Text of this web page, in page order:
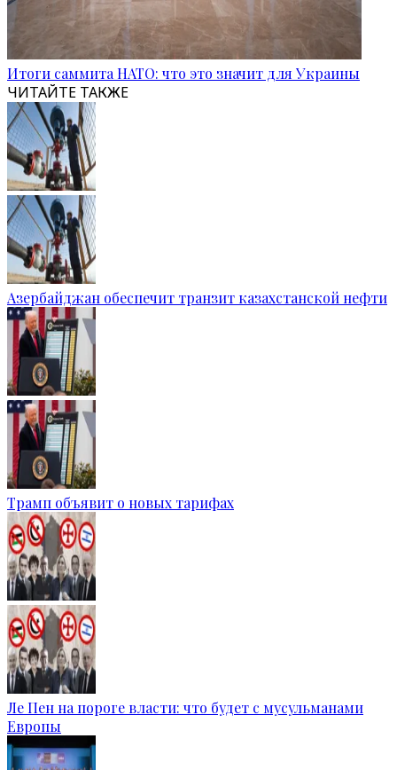
Итоги саммита НАТО: что это значит для Украины
ЧИТАЙТЕ ТАКЖЕ
Азербайджан обеспечит транзит казахстанской нефти
Трамп объявит о новых тарифах
Ле Пен на пороге власти: что будет с мусульманами
Европы